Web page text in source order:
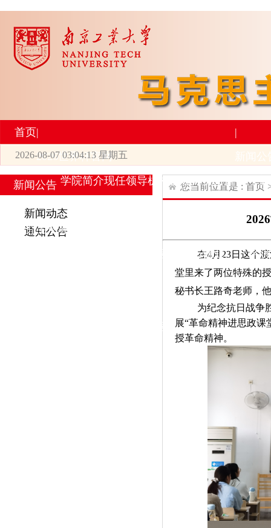
首页|
2026世界杯官网
学院简介现任领导机构设置师资力量
|
研究生培养
学生活动 招生与就业
科
工会活动
2026-08-07 03:04:13 星期五
新闻公告
新闻动态
通知公告
您当前位置是 : 首页
在4月23日这个
堂里来了两位特殊的
秘书长王路奇老师，
为纪念抗日战争
展“革命精神进思政
授革命精神。